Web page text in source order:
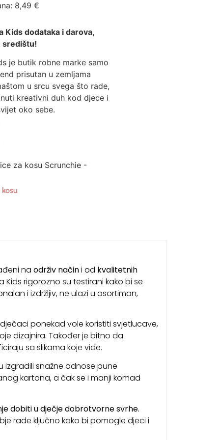
8,49 €
Kids dodataka i darova,
središtu!
je butik robne marke samo
prisutan u zemljama
u srcu svega što rade,
kreativni duh kod djece i
oko sebe.
za kosu Scrunchie -
na održiv načini od kvalitetnih
rigorozno su testirani kako bi se
i izdržljiv, ne ulazi u asortiman,
ponekad vole koristiti svjetlucave,
dizajnira. Također je bitno da
sa slikama koje vide.
izgradili snažne odnose pune
kartona, a čak se i manji komad
dobiti u dječje dobrotvorne svrhe.
rade ključno kako bi pomogle djeci i